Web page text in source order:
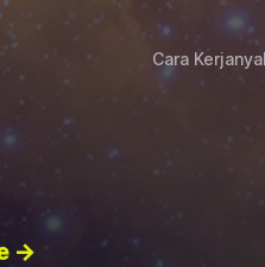
Cara Kerjanya
→